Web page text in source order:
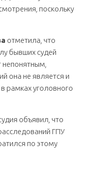
поскольку
отметила, что
бывших судей
непонятным,
она не является и
рамках уголовного
объявил, что
ГПУ
по этому